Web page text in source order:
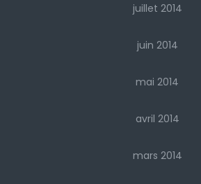
juillet 2014
juin 2014
mai 2014
avril 2014
mars 2014